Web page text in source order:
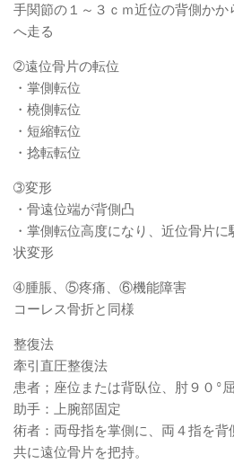
手関節の１～３ｃｍ近位の背側か
へ走る
➁遠位骨片の転位
・掌側転位
・橈側転位
・短縮転位
・捻転転位
➂変形
・骨遠位端が背側凸
・掌側転位高度になり、近位骨片
状変形
➃腫脹、⑤疼痛、⑥機能障害
コーレス骨折と同様
整復法
牽引直圧整復法
患者；座位または背臥位、肘９０°
助手：上腕部固定
術者：両母指を掌側に、両４指を背
共に遠位骨片を把持。